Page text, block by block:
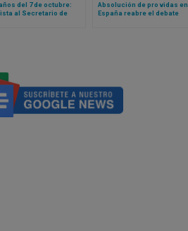
del 7 de octubre:
al Secretario de
Absolución de pro vidas en
España reabre el debate